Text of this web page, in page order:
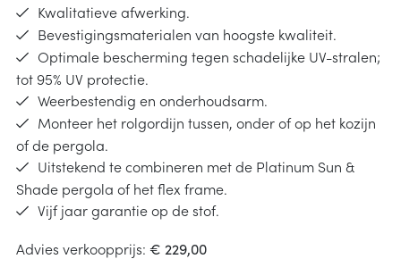
Kwalitatieve afwerking.
Bevestigingsmaterialen van hoogste kwaliteit.
Optimale bescherming tegen schadelijke UV-stralen;
tot 95% UV protectie.
Weerbestendig en onderhoudsarm.
Monteer het rolgordijn tussen, onder of op het kozijn
of de pergola.
Uitstekend te combineren met de Platinum Sun &
Shade pergola of het flex frame.
Vijf jaar garantie op de stof.
Advies verkoopprijs: € 229,00